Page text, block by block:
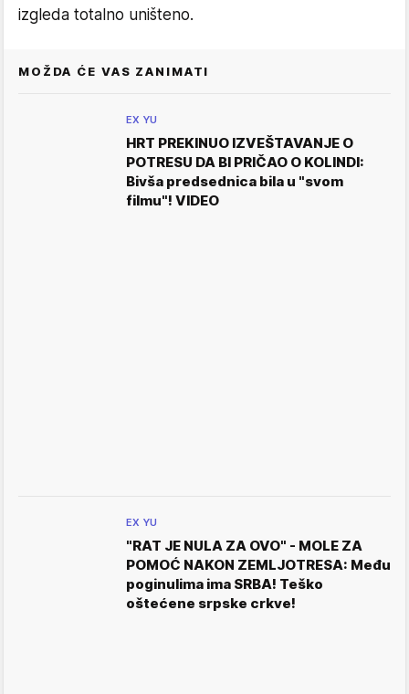
izgleda totalno uništeno.
MOŽDA ĆE VAS ZANIMATI
EX YU
HRT PREKINUO IZVEŠTAVANJE O
POTRESU DA BI PRIČAO O KOLINDI:
Bivša predsednica bila u "svom
filmu"! VIDEO
EX YU
"RAT JE NULA ZA OVO" - MOLE ZA
POMOĆ NAKON ZEMLJOTRESA: Među
poginulima ima SRBA! Teško
oštećene srpske crkve!